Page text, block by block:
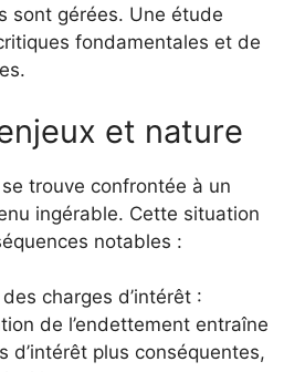
sont gérées. Une étude
fondamentales et de
et nature
trouve confrontée à un
ingérable. Cette situation
notables :
charges d’intérêt :
de l’endettement entraîne
d’intérêt plus conséquentes,